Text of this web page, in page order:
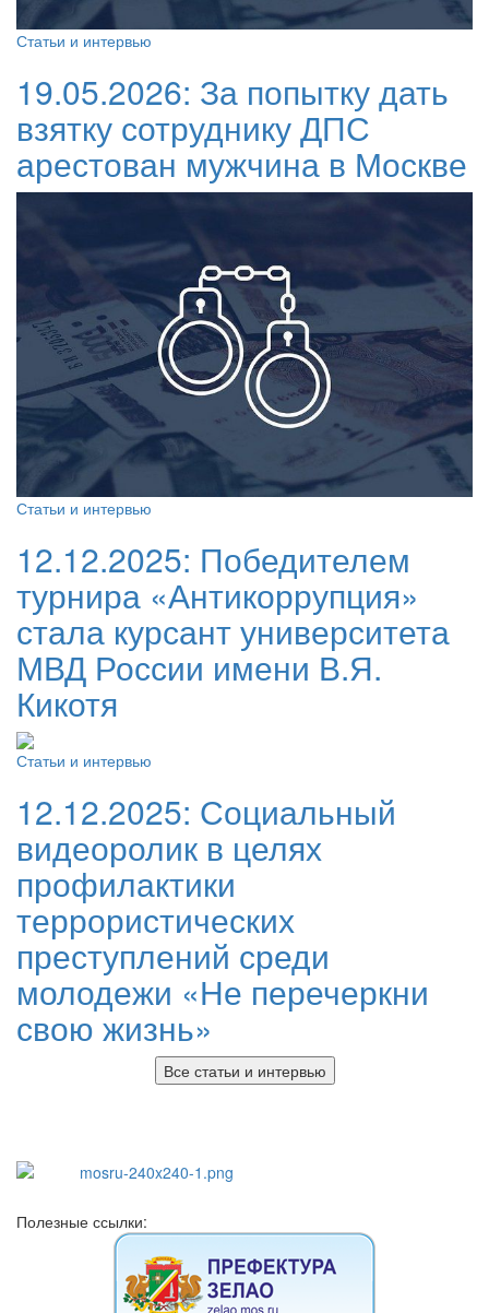
Статьи и интервью
19.05.2026: За попытку дать
взятку сотруднику ДПС
арестован мужчина в Москве
Статьи и интервью
12.12.2025: Победителем
турнира «Антикоррупция»
стала курсант университета
МВД России имени В.Я.
Кикотя
Статьи и интервью
12.12.2025: Социальный
видеоролик в целях
профилактики
террористических
преступлений среди
молодежи «Не перечеркни
свою жизнь»
Все статьи и интервью
Полезные ссылки: